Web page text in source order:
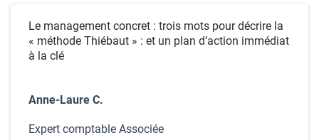
Le management concret : trois mots pour décrire la
« méthode Thiébaut » : et un plan d’action immédiat
à la clé
Anne-Laure C.
Expert comptable Associée